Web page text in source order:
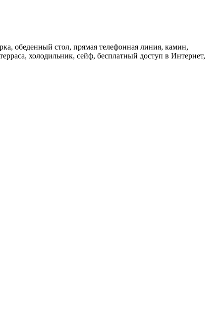
обеденный стол, прямая телефонная линия, камин,
холодильник, сейф, бесплатный доступ в Интернет,